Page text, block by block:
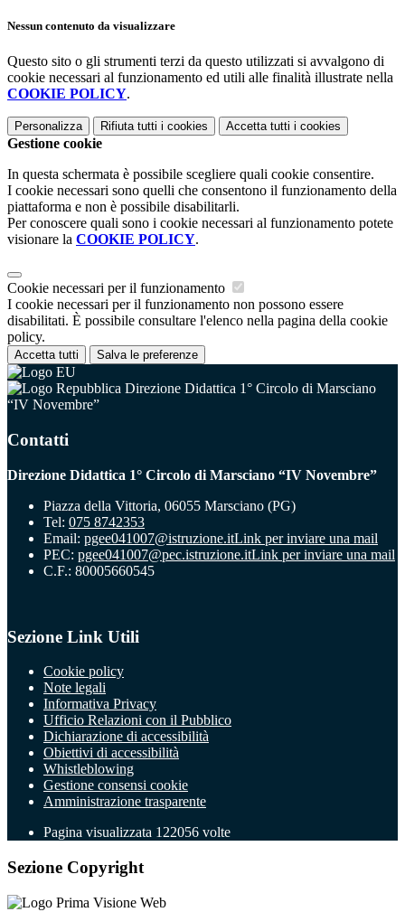
Nessun contenuto da visualizzare
Questo sito o gli strumenti terzi da questo utilizzati si avvalgono di
cookie necessari al funzionamento ed utili alle finalità illustrate nella
COOKIE POLICY.
Personalizza Rifiuta tutti i cookies Accetta tutti i cookies
Gestione cookie
In questa schermata è possibile scegliere quali cookie consentire.
I cookie necessari sono quelli che consentono il funzionamento della
piattaforma e non è possibile disabilitarli.
Per conoscere quali sono i cookie necessari al funzionamento potete
visionare la COOKIE POLICY.
Cookie necessari per il funzionamento
I cookie necessari per il funzionamento non possono essere
disabilitati. È possibile consultare l'elenco nella pagina della cookie
policy.
Accetta tutti Salva le preferenze
Direzione Didattica 1° Circolo di Marsciano
“IV Novembre”
Contatti
Direzione Didattica 1° Circolo di Marsciano “IV Novembre”
Piazza della Vittoria, 06055 Marsciano (PG)
Tel: 075 8742353
Email: pgee041007@istruzione.itLink per inviare una mail
PEC: pgee041007@pec.istruzione.itLink per inviare una mail
C.F.: 80005660545
Sezione Link Utili
Cookie policy
Note legali
Informativa Privacy
Ufficio Relazioni con il Pubblico
Dichiarazione di accessibilità
Obiettivi di accessibilità
Whistleblowing
Gestione consensi cookie
Amministrazione trasparente
Pagina visualizzata 122056 volte
Sezione Copyright